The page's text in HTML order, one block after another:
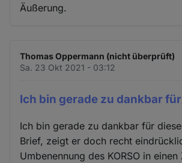
Äußerung.
Thomas Oppermann (nicht überprüft)
Sa. 23 Okt 2021 - 03:12
Ich bin gerade zu dankbar für
Ich bin gerade zu dankbar für
Brief, zeigt er doch recht
Umbenennung des KORSO in